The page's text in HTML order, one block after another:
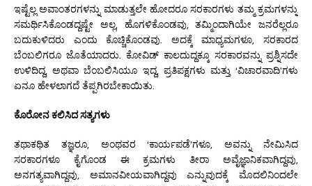
ಇಷ್ಟೆಲ್ಲ ಅವಾಂತರಗಳನ್ನು ಮಾಡುತ್ತಲೇ ಹೋದರೂ ಸರಕಾರಗಳು ತಮ್ಮ ಕ್ರಮಗಳನ್ನು
ಸಮರ್ಥಿಸಿಕೊಂಡದ್ದಷ್ಟೇ ಅಲ್ಲ, ಹೊಗಳಿಕೊಂಡವು, ತಮ್ಮಿಂದಾಗಿಯೇ ಜನರೆಲ್ಲರೂ
ಬದುಕುಳಿದರು ಎಂದು ಕೊಚ್ಚಿಕೊಂಡವು. ಅದಕ್ಕೆ ಮಾಧ್ಯಮಗಳೂ, ಸರಕಾರದ
ಬೆಂಬಲಿಗರೂ ಜೊತೆಯಾದರು. ಕೋವಿಡ್ ಕಾಲದುದ್ದಕ್ಕೂ ಸರಕಾರವನ್ನು ಪ್ರಶ್ನಿಸದೇ
ಉಳಿದಿದ್ದ, ಅಥವಾ ಬೆಂಬಲಿಸಿಯೂ ಇದ್ದ, ಪ್ರತಿಪಕ್ಷಗಳು ಮತ್ತು ‘ವಿಚಾರವಾದಿ’ಗಳು
ಏನೂ ಹೇಳಲಾಗದೆ ತೆಪ್ಪಗಿರಬೇಕಾಯಿತು.
ಕೊರೋನ ಕಲಿಸಿದ ಸತ್ಯಗಳು
ತಥಾಕಥಿತ ತಜ್ಞರೂ, ಅಂಥವರ ‘ಕಾರ್ಯಪಡೆ’ಗಳೂ, ಅವನ್ನು ನೇಮಿಸಿದ
ಸರಕಾರಗಳೂ ಕೈಗೊಂಡ ಈ ಕ್ರಮಗಳು ತೀರಾ ಅವೈಜ್ಞಾನಿಕವಾಗಿದ್ದವು,
ಅನಗತ್ಯವಾಗಿದ್ದವು, ಅಮಾನವೀಯವಾಗಿದ್ದವು ಎನ್ನುವುದಕ್ಕೆ ಮೊದಲಿನಿಂದಲೇ